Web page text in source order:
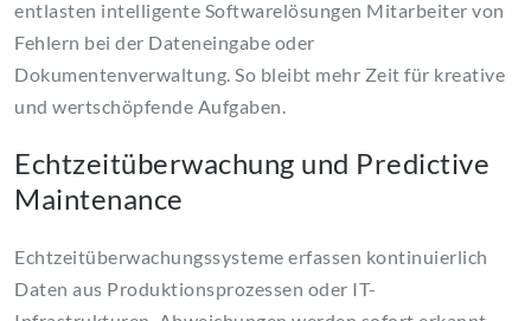
entlasten intelligente Softwarelösungen Mitarbeiter von
Fehlern bei der Dateneingabe oder
Dokumentenverwaltung. So bleibt mehr Zeit für kreative
und wertschöpfende Aufgaben.
Echtzeitüberwachung und Predictive
Maintenance
Echtzeitüberwachungssysteme erfassen kontinuierlich
Daten aus Produktionsprozessen oder IT-